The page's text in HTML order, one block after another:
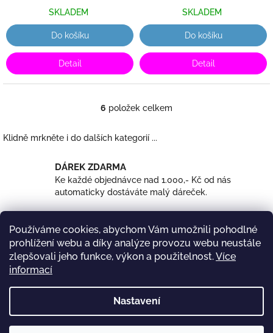
Používáme cookies, abychom Vám umožnili pohodlné
prohlížení webu a díky analýze provozu webu neustále
zlepšovali jeho funkce, výkon a použitelnost.Více
informací
Nastavení
SKLADEM
Do košíku
Detail
SKLADEM
Do košíku
Detail
O
l
c
í
p
v
k
y
v
p
i
6 položek celkem
Klidně mrkněte i do dalších kategorií ...
DÁREK ZDARMA
Ke každé objednávce nad 1.000,- Kč od nás
automaticky dostáváte malý dáreček.
U objednávek nad 2.500,- Kč máte od nás dopravu
zdarma.